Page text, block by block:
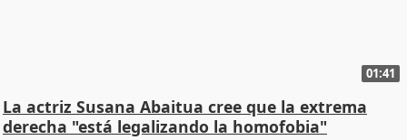
01:41
La actriz Susana Abaitua cree que la extrema
derecha "está legalizando la homofobia"